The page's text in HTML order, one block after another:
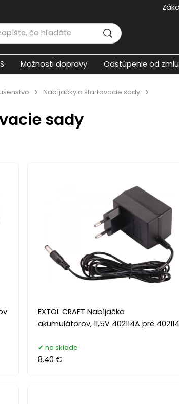
Možnosti dopravy Odstúpenie od
Nabíjačky a štartovacie sady
sady
EXTOL CRAFT Nabíjačka
akumulátorov, 11,5V 402114A pre 402114
na sklade
8.40 €